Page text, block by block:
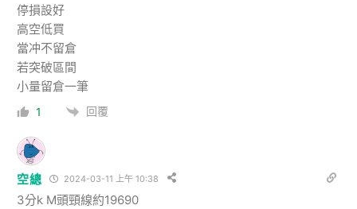
停損設好
高空低買
當冲不留倉
若突破區間
小量留倉一筆
1 回覆
空總 2024-03-11 上午 10:38
3分k M頭頸線約19690